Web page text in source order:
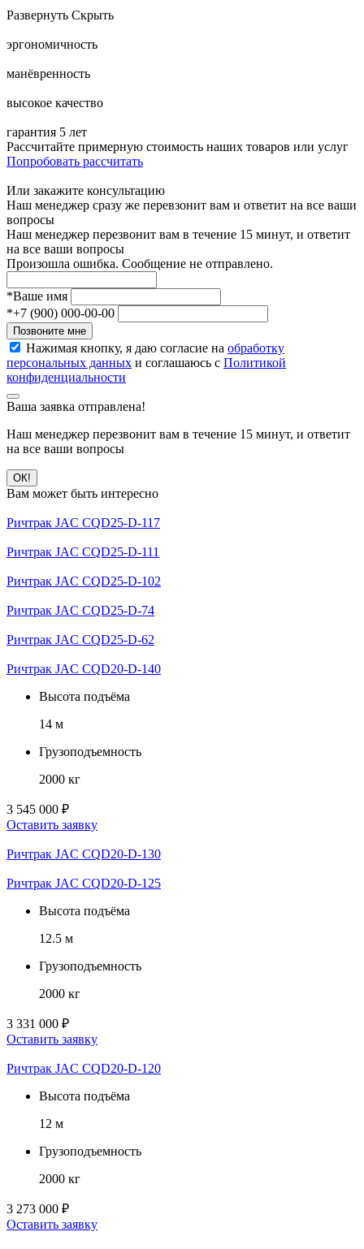
Развернуть Скрыть
эргономичность
манёвренность
высокое качество
гарантия 5 лет
Рассчитайте примерную стоимость наших товаров или услуг
Попробовать рассчитать
Или закажите консультацию
Наш менеджер сразу же перевзонит вам и ответит на все ваши
вопросы
Наш менеджер перезвонит вам в течение 15 минут, и ответит
на все ваши вопросы
Произошла ошибка. Сообщение не отправлено.
*Ваше имя
*+7 (900) 000-00-00
Позвоните мне
Нажимая кнопку, я даю согласие на обработку
персональных данных и соглашаюсь с Политикой
конфиденциальности
Ваша заявка отправлена!
Наш менеджер перезвонит вам в течение 15 минут, и ответит
на все ваши вопросы
ОК!
Вам может быть интересно
Ричтрак JAC CQD25-D-117
Ричтрак JAC CQD25-D-111
Ричтрак JAC CQD25-D-102
Ричтрак JAC CQD25-D-74
Ричтрак JAC CQD25-D-62
Ричтрак JAC CQD20-D-140
Высота подъёма
14 м
Грузоподъемность
2000 кг
3 545 000 ₽
Оставить заявку
Ричтрак JAC CQD20-D-130
Ричтрак JAC CQD20-D-125
Высота подъёма
12.5 м
Грузоподъемность
2000 кг
3 331 000 ₽
Оставить заявку
Ричтрак JAC CQD20-D-120
Высота подъёма
12 м
Грузоподъемность
2000 кг
3 273 000 ₽
Оставить заявку